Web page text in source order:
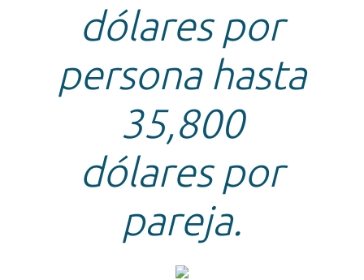
dólares por
persona hasta
35,800
dólares por
pareja.